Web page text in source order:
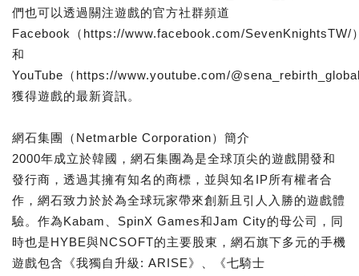
們也可以透過關注遊戲的官方社群頻道
Facebook（https://www.facebook.com/SevenKnightsTW/
和
YouTube（https://www.youtube.com/
獲得遊戲的最新資訊。
網石集團（Netmarble Corporation）簡介
2000年成立於韓國，網石集團為是全球頂尖的遊戲開發和
發行商，透過其擁有知名的商標，並與知名IP所有權者合
作，網石致力於於為全球玩家帶來創新且引人入勝的遊戲體
驗。作為Kabam、SpinX Games和Jam City的母公司，同
時也是HYBE與NCSOFT的主要股東，網石旗下多元的手機
遊戲包含《我獨自升級: ARISE》、《七騎士